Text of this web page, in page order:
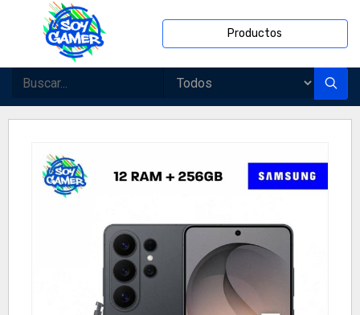
Productos